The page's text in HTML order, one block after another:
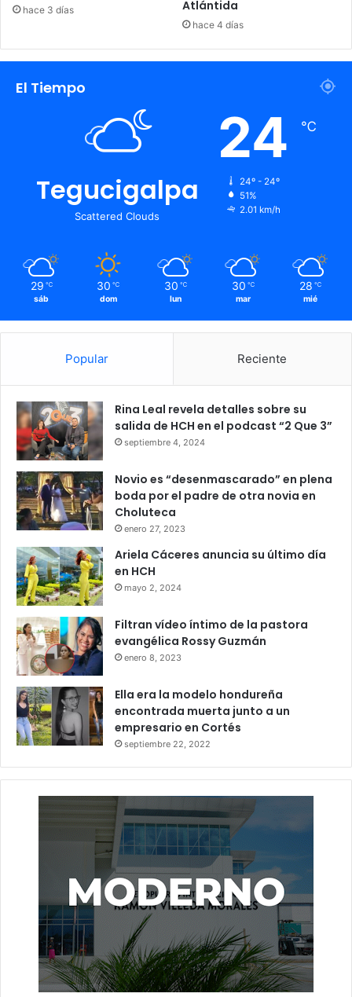
hace 3 días Atlántida
hace 4 días
El Tiempo
Tegucigalpa
Scattered Clouds
24 ℃
24º - 24º
51%
2.01 km/h
29 ℃
sáb
30 ℃
dom
30 ℃
lun
30 ℃
mar
28 ℃
mié
Popular Reciente
Rina Leal revela detalles sobre su
salida de HCH en el podcast “2 Que 3”
septiembre 4, 2024
Novio es “desenmascarado” en plena
boda por el padre de otra novia en
Choluteca
enero 27, 2023
Ariela Cáceres anuncia su último día
en HCH
mayo 2, 2024
Filtran vídeo íntimo de la pastora
evangélica Rossy Guzmán
enero 8, 2023
Ella era la modelo hondureña
encontrada muerta junto a un
empresario en Cortés
septiembre 22, 2022